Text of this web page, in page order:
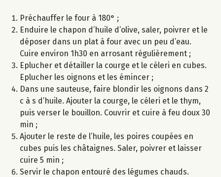
Préchauffer le four à 180° ;
Enduire le chapon d’huile d’olive, saler, poivrer et le
déposer dans un plat à four avec un peu d’eau.
Cuire environ 1h30 en arrosant régulièrement ;
Eplucher et détailler la courge et le céleri en cubes.
Eplucher les oignons et les émincer ;
Dans une sauteuse, faire blondir les oignons dans 2
c à s d’huile. Ajouter la courge, le céleri et le thym,
puis verser le bouillon. Couvrir et cuire à feu doux 30
min ;
Ajouter le reste de l’huile, les poires coupées en
cubes puis les châtaignes. Saler, poivrer et laisser
cuire 5 min ;
Servir le chapon entouré des légumes chauds.